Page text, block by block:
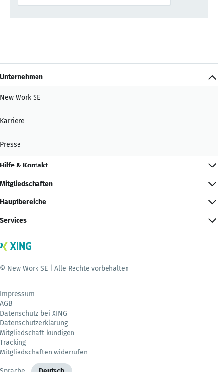
Unternehmen
New Work SE
Karriere
Presse
Hilfe & Kontakt
Mitgliedschaften
Hauptbereiche
Services
© New Work SE | Alle Rechte vorbehalten
Impressum
AGB
Datenschutz bei XING
Datenschutzerklärung
Mitgliedschaft kündigen
Tracking
Mitgliedschaften widerrufen